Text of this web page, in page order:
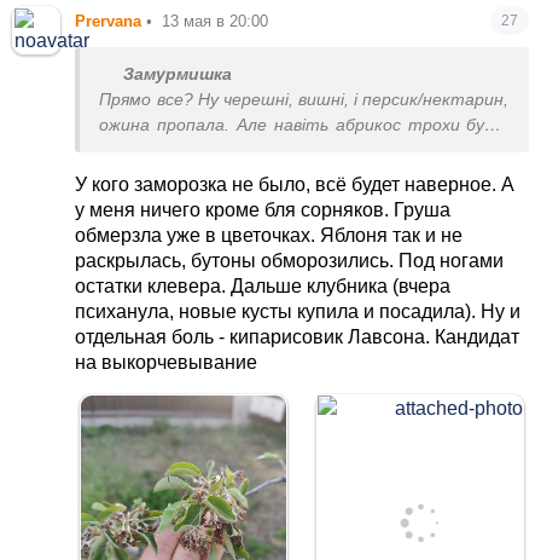
Prervana • 13 мая в 20:00 27
Замурмишка
Прямо все? Ну черешні, вишні, і персик/нектарин,
ожина пропала. Але навіть абрикос трохи буде.
малина, полуниця (пізня так точно,
ремонтантні сорти)... Повно чого буде.
У кого заморозка не было, всё будет наверное. А
у меня ничего кроме бля сорняков. Груша
обмерзла уже в цветочках. Яблоня так и не
раскрылась, бутоны обморозились. Под ногами
остатки клевера. Дальше клубника (вчера
психанула, новые кусты купила и посадила). Ну и
отдельная боль - кипарисовик Лавсона. Кандидат
на выкорчевывание